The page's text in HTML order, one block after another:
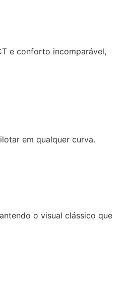
e conforto incomparável,
em qualquer curva.
o visual clássico que